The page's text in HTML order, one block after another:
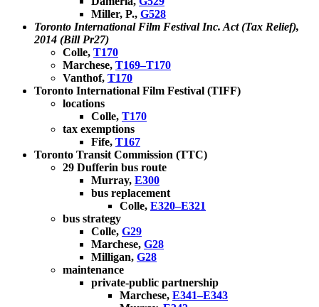
Miller, P., G528
Toronto International Film Festival Inc. Act (Tax Relief),
2014 (Bill Pr27)
Colle, T170
Marchese, T169–T170
Vanthof, T170
Toronto International Film Festival (TIFF)
locations
Colle, T170
tax exemptions
Fife, T167
Toronto Transit Commission (TTC)
29 Dufferin bus route
Murray, E300
bus replacement
Colle, E320–E321
bus strategy
Colle, G29
Marchese, G28
Milligan, G28
maintenance
private-public partnership
Marchese, E341–E343